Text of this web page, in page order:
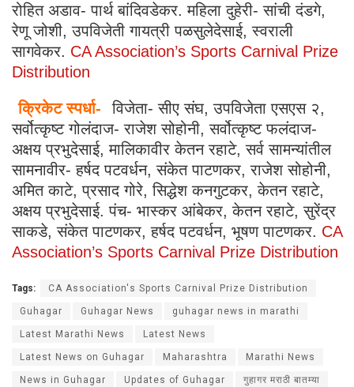
रोहित अडाव- पार्थ बांदिवडेकर. महिला दुहेरी- सांची दंडगे,
रेणू जोशी, उपविजेती गायत्री पळसुलेदेसाई, स्वराली
सागवेकर. CA Association’s Sports Carnival Prize
Distribution
क्रिकेट स्पर्धा-
विजेता- सीए संघ, उपविजेता एसएस २,
सर्वोत्कृष्ट गोलंदाज- राजेश सोहोनी, सर्वोत्कृष्ट फलंदाज-
अक्षय प्रभुदेसाई, मालिकावीर केतन रहाटे, सर्व सामन्यांतील
सामनावीर- हर्षद पटवर्धन, संकेत पाटणकर, राजेश सोहोनी,
अमित काटे, प्रसाद गोरे, सिद्धेश कनगुटकर, केतन रहाटे,
अक्षय प्रभुदेसाई. पंच- भास्कर आंबेकर, केतन रहाटे, सुरेंद्र
साकडे, संकेत पाटणकर, हर्षद पटवर्धन, भूषण पाटणकर. CA
Association’s Sports Carnival Prize Distribution
Tags: CA Association's Sports Carnival Prize Distribution
Guhagar Guhagar News guhagar news in marathi
Latest Marathi News Latest News
Latest News on Guhagar Maharashtra Marathi News
News in Guhagar Updates of Guhagar गुहागर मराठी बातम्या